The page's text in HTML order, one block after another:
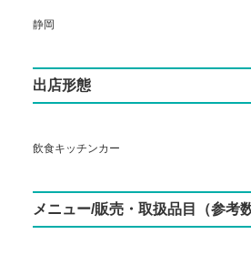
静岡
出店形態
飲食キッチンカー
メニュー/販売・取扱品目（参考